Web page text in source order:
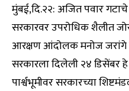
मुंबई,दि.२२: अजित पवार
सरकारवर उपरोधिक शैलीत
आरक्षण आंदोलक मनोज जरांगे
सरकारला दिलेली २४
पार्श्वभूमीवर सरकारच्या